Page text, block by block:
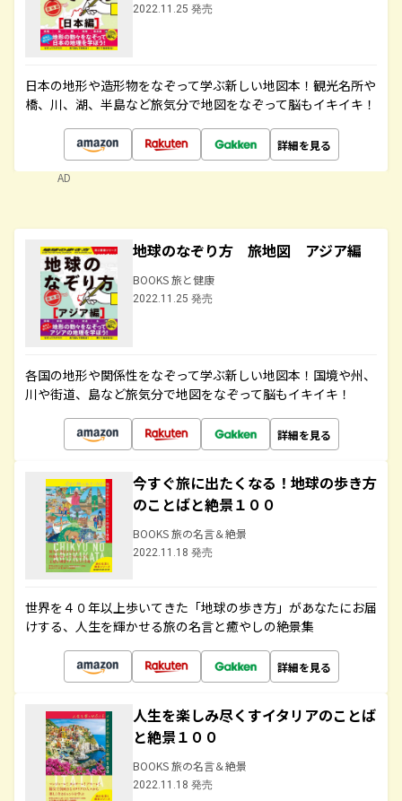
2022.11.25 発売
日本の地形や造形物をなぞって学ぶ新しい地図本！観光名所や
橋、川、湖、半島など旅気分で地図をなぞって脳もイキイキ！
詳細を見る
AD
地球のなぞり方 旅地図 アジア編
BOOKS 旅と健康
2022.11.25 発売
各国の地形や関係性をなぞって学ぶ新しい地図本！国境や州、
川や街道、島など旅気分で地図をなぞって脳もイキイキ！
詳細を見る
今すぐ旅に出たくなる！地球の歩き方
のことばと絶景１００
BOOKS 旅の名言＆絶景
2022.11.18 発売
世界を４０年以上歩いてきた「地球の歩き方」があなたにお届
けする、人生を輝かせる旅の名言と癒やしの絶景集
詳細を見る
人生を楽しみ尽くすイタリアのことば
と絶景１００
BOOKS 旅の名言＆絶景
2022.11.18 発売